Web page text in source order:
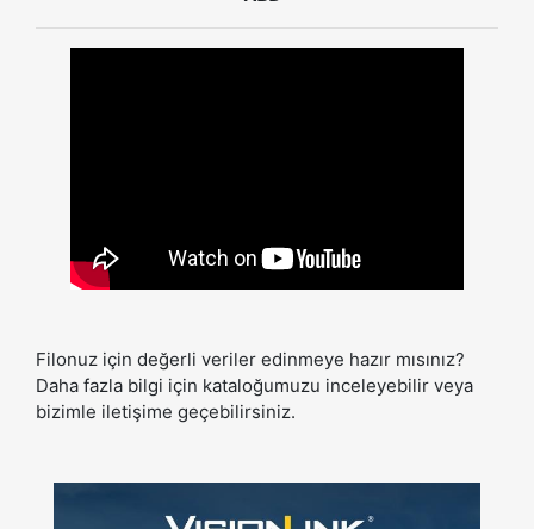
Filonuz için değerli veriler edinmeye hazır mısınız?
Daha fazla bilgi için kataloğumuzu inceleyebilir veya
bizimle iletişime geçebilirsiniz.